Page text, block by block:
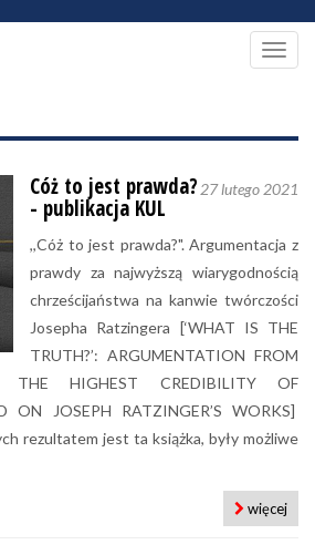
27 lutego 2021
Cóż to jest prawda?
- publikacja KUL
,,Cóż to jest prawda?". Argumentacja z
prawdy za najwyższą wiarygodnością
chrześcijaństwa na kanwie twórczości
Josepha Ratzingera [‘WHAT IS THE
TRUTH?’: ARGUMENTATION FROM
HIGHEST CREDIBILITY OF
ON JOSEPH RATZINGER’S WORKS]
rezultatem jest ta książka, były możliwe
więcej